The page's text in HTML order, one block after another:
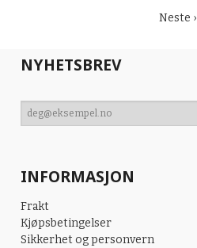
Neste ›
NYHETSBREV
INFORMASJON
Frakt
Kjøpsbetingelser
Sikkerhet og personvern